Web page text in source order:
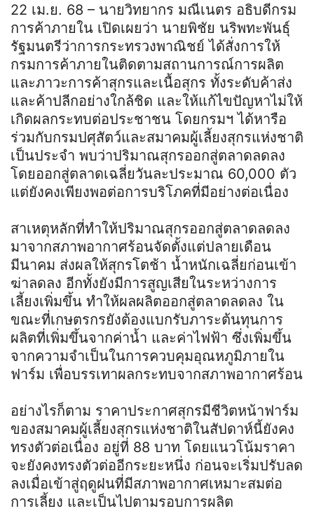
22 เม.ย. 68 – นายวิทยากร มณีเนตร อธิบดีกรม
การค้าภายใน เปิดเผยว่า นายพิชัย นริพทะพันธุ์
รัฐมนตรีว่าการกระทรวงพาณิชย์ ได้สั่งการให้
กรมการค้าภายในติดตามสถานการณ์การผลิต
และภาวะการค้าสุกรและเนื้อสุกร ทั้งระดับค้าส่ง
และค้าปลีกอย่างใกล้ชิด และให้แก้ไขปัญหาไม่ให้
เกิดผลกระทบต่อประชาชน โดยกรมฯ ได้หารือ
ร่วมกับกรมปศุสัตว์และสมาคมผู้เลี้ยงสุกรแห่งชาติ
เป็นประจำ พบว่าปริมาณสุกรออกสู่ตลาดลดลง
โดยออกสู่ตลาดเฉลี่ยวันละประมาณ 60,000 ตัว
แต่ยังคงเพียงพอต่อการบริโภคที่มีอย่างต่อเนื่อง
สาเหตุหลักที่ทำให้ปริมาณสุกรออกสู่ตลาดลดลง
มาจากสภาพอากาศร้อนจัดตั้งแต่ปลายเดือน
มีนาคม ส่งผลให้สุกรโตช้า น้ำหนักเฉลี่ยก่อนเข้า
ฆ่าลดลง อีกทั้งยังมีการสูญเสียในระหว่างการ
เลี้ยงเพิ่มขึ้น ทำให้ผลผลิตออกสู่ตลาดลดลง ใน
ขณะที่เกษตรกรยังต้องแบกรับภาระต้นทุนการ
ผลิตที่เพิ่มขึ้นจากค่าน้ำ และค่าไฟฟ้า ซึ่งเพิ่มขึ้น
จากความจำเป็นในการควบคุมอุณหภูมิภายใน
ฟาร์ม เพื่อบรรเทาผลกระทบจากสภาพอากาศร้อน
อย่างไรก็ตาม ราคาประกาศสุกรมีชีวิตหน้าฟาร์ม
ของสมาคมผู้เลี้ยงสุกรแห่งชาติในสัปดาห์นี้ยังคง
ทรงตัวต่อเนื่อง อยู่ที่ 88 บาท โดยแนวโน้มราคา
จะยังคงทรงตัวต่ออีกระยะหนึ่ง ก่อนจะเริ่มปรับลด
ลงเมื่อเข้าสู่ฤดูฝนที่มีสภาพอากาศเหมาะสมต่อ
การเลี้ยง และเป็นไปตามรอบการผลิต